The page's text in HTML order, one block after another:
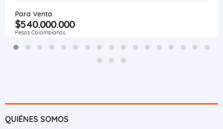
Para Venta
$540.000.000
Pesos Colombianos
QUIÉNES SOMOS